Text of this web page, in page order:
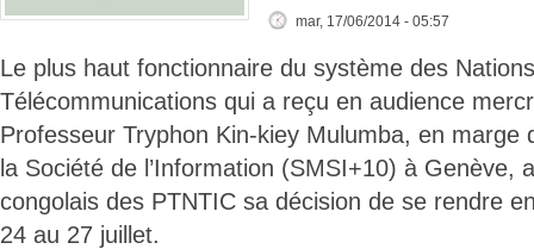
mar, 17/06/2014 - 05:57
Le plus haut fonctionnaire du système des
Télécommunications qui a reçu en audience
Professeur Tryphon Kin-kiey Mulumba, en marge
la Société de l’Information (SMSI+10) à Genève,
congolais des PTNTIC sa décision de se rendre
24 au 27 juillet.